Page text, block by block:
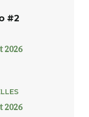
#2
2026
2026